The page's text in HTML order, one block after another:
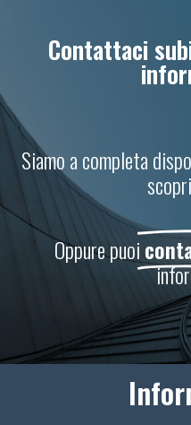
Contattaci
Siamo a completa
Oppure puoi